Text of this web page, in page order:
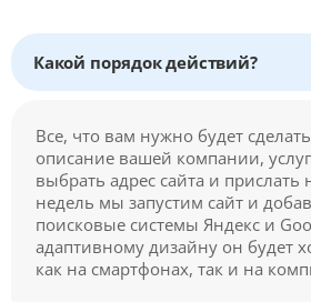
Какой порядок действий?
Все, что вам нужно будет
описание вашей компании,
выбрать адрес сайта и прислать
недель мы запустим сайт и
поисковые системы Яндекс и
адаптивному дизайну он будет
как на смартфонах, так и на